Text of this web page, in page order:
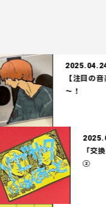
2025.04.24
【注目の音楽
～！